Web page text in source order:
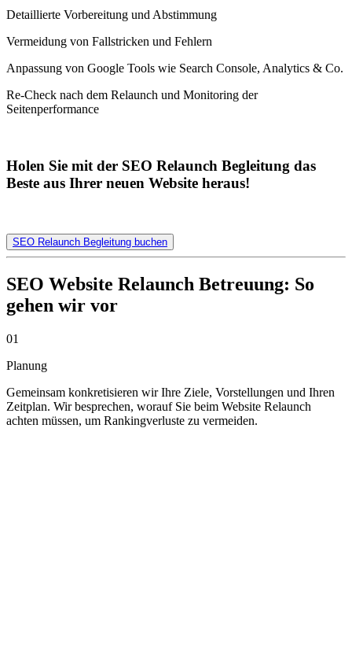
Detaillierte Vorbereitung und Abstimmung
Vermeidung von Fallstricken und Fehlern
Anpassung von Google Tools wie Search Console, Analytics & Co.
Re-Check nach dem Relaunch und Monitoring der
Seitenperformance
Holen Sie mit der SEO Relaunch Begleitung das
Beste aus Ihrer neuen Website heraus!
SEO Relaunch Begleitung buchen
SEO Website Relaunch Betreuung: So
gehen wir vor
01
Planung
Gemeinsam konkretisieren wir Ihre Ziele, Vorstellungen und Ihren
Zeitplan. Wir besprechen, worauf Sie beim Website Relaunch
achten müssen, um Rankingverluste zu vermeiden.